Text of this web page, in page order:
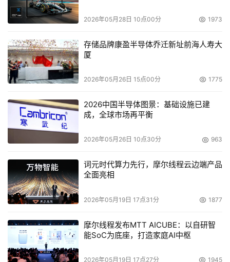
油气行业专属知识库，实现了市场智能问答、报告自动生成
等功能。通过AI智能推荐最优管输路径，需求提报效率提升
队已使用通义灵码以提升开发效率。
大模型和“晓悟”煤矿透明地质大脑已接入通义千问。其中，
晓悟地质垂直大模型已在全国87%的千万吨级矿井部署，将
地质数据和专家经验转化为动态知识库，为智能采掘与灾害
2026年05月28日 10点00分 1973
存储品牌康盈半导体乔迁新址前海人寿大
厦
2026年05月26日 15点00分 1775
2026中国半导体图景：基础设施已建
成，全球市场再平衡
2026年05月26日 10点30分 963
词元时代算力先行，摩尔线程云边端产品
全面亮相
2026年05月19日 17点31分 1877
摩尔线程发布MTT AICUBE：以自研智
能SoC为底座，打造家庭AI中枢
2026年05月19日 17点27分 1945